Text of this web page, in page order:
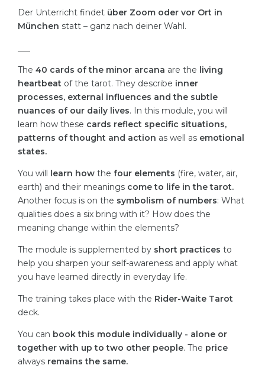
Der Unterricht findet über Zoom oder vor Ort in
München statt – ganz nach deiner Wahl.
The 40 cards of the minor arcana are the living
heartbeat of the tarot. They describe inner
processes, external influences and the subtle
nuances of our daily lives. In this module, you will
learn how these cards reflect specific situations,
patterns of thought and action as well as emotional
states.
You will learn how the four elements (fire, water, air,
earth) and their meanings come to life in the tarot.
Another focus is on the symbolism of numbers: What
qualities does a six bring with it? How does the
meaning change within the elements?
The module is supplemented by short practices to
help you sharpen your self-awareness and apply what
you have learned directly in everyday life.
The training takes place with the Rider-Waite Tarot
deck.
You can book this module individually - alone or
together with up to two other people. The price
always remains the same.